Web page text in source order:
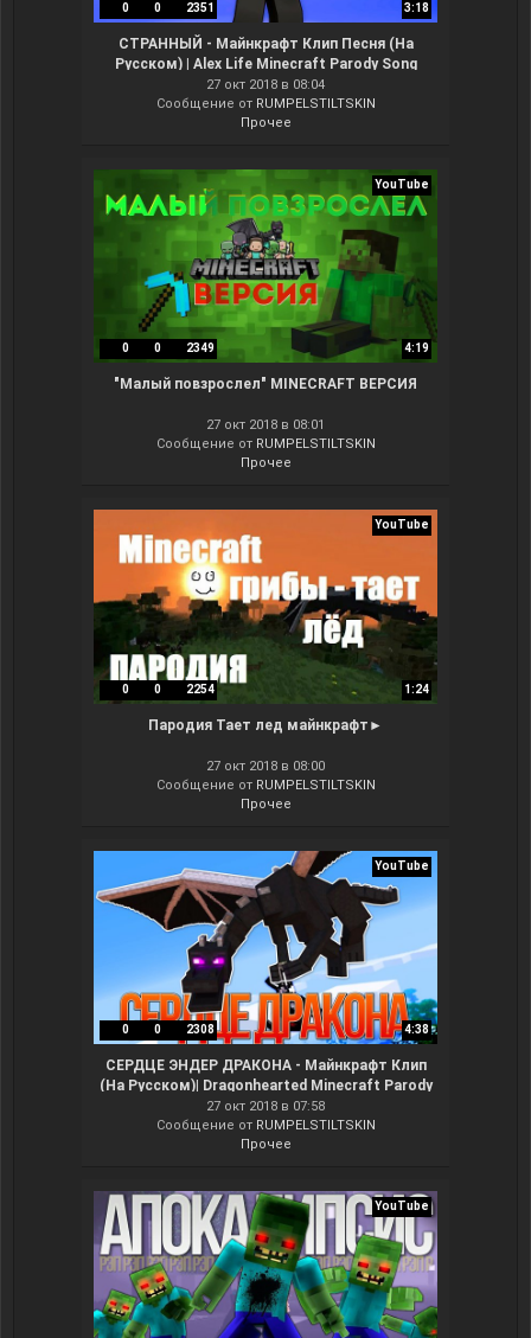
0 0 2351 3:18
СТРАННЫЙ - Майнкрафт Клип Песня (На
Русском) | Alex Life Minecraft Parody Song
Animation RUS
27 окт 2018 в 08:04
Сообщение от RUMPELSTILTSKIN
Прочее
YouTube
0 0 2349 4:19
"Малый повзрослел" MINECRAFT ВЕРСИЯ
27 окт 2018 в 08:01
Сообщение от RUMPELSTILTSKIN
Прочее
YouTube
0 0 2254 1:24
Пародия Тает лед майнкрафт►
27 окт 2018 в 08:00
Сообщение от RUMPELSTILTSKIN
Прочее
YouTube
0 0 2308 4:38
СЕРДЦЕ ЭНДЕР ДРАКОНА - Майнкрафт Клип
(На Русском)| Dragonhearted Minecraft Parody
Song IN RUSSIAN
27 окт 2018 в 07:58
Сообщение от RUMPELSTILTSKIN
Прочее
YouTube